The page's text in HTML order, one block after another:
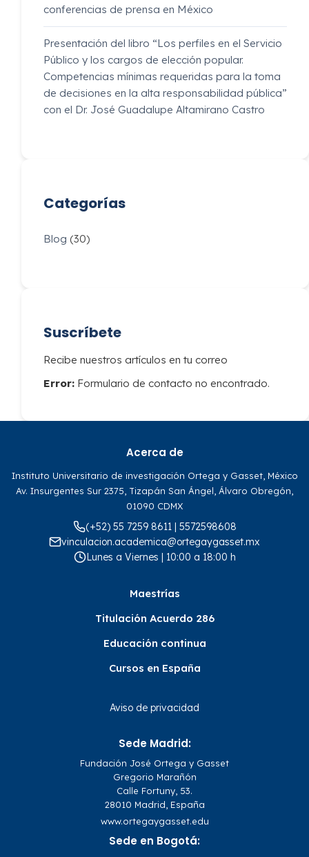
conferencias de prensa en México
Presentación del libro “Los perfiles en el Servicio
Público y los cargos de elección popular.
Competencias mínimas requeridas para la toma
de decisiones en la alta responsabilidad pública”
con el Dr. José Guadalupe Altamirano Castro
Categorías
Blog (30)
Suscríbete
Recibe nuestros artículos en tu correo
Error: Formulario de contacto no encontrado.
Acerca de
Instituto Universitario de investigación Ortega y Gasset, México
Av. Insurgentes Sur 2375, Tizapán San Ángel, Álvaro Obregón,
01090 CDMX
(+52) 55 7259 8611 | 5572598608
vinculacion.academica@ortegaygasset.mx
Lunes a Viernes | 10:00 a 18:00 h
Maestrías
Titulación Acuerdo 286
Educación continua
Cursos en España
Aviso de privacidad
Sede Madrid:
Fundación José Ortega y Gasset
Gregorio Marañón
Calle Fortuny, 53.
28010 Madrid, España
www.ortegaygasset.edu
Sede en Bogotá: